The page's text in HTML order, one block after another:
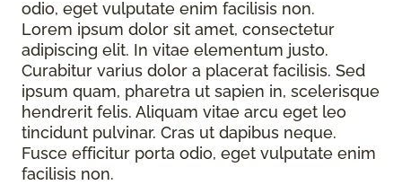
odio, eget vulputate enim facilisis non.
Lorem ipsum dolor sit amet, consectetur
adipiscing elit. In vitae elementum justo.
Curabitur varius dolor a placerat facilisis. Sed
ipsum quam, pharetra ut sapien in, scelerisque
hendrerit felis. Aliquam vitae arcu eget leo
tincidunt pulvinar. Cras ut dapibus neque.
Fusce efficitur porta odio, eget vulputate enim
facilisis non.